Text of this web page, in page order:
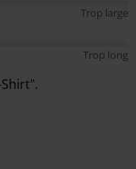
Trop large
Trop long